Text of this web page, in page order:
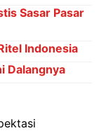
Sasar Pasar
Indonesia
Dalangnya